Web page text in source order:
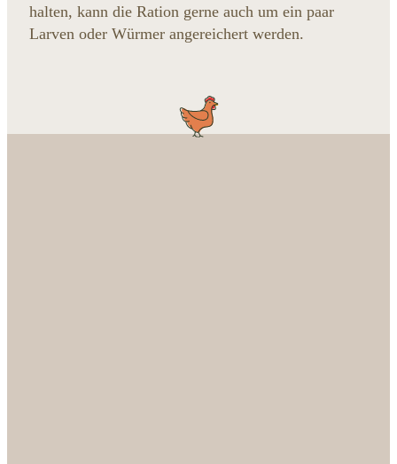
halten, kann die Ration gerne auch um ein paar
Larven oder Würmer angereichert werden.